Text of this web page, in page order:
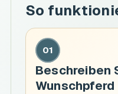
So
01
Beschreiben
Wunschpferd